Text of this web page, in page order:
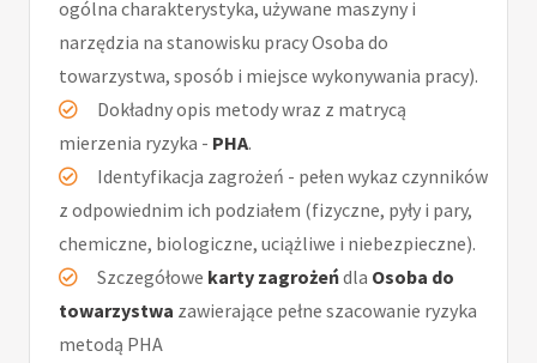
ogólna charakterystyka, używane maszyny i
narzędzia na stanowisku pracy Osoba do
towarzystwa, sposób i miejsce wykonywania pracy).
Dokładny opis metody wraz z matrycą
mierzenia ryzyka - PHA.
Identyfikacja zagrożeń - pełen wykaz czynników
z odpowiednim ich podziałem (fizyczne, pyły i pary,
chemiczne, biologiczne, uciążliwe i niebezpieczne).
Szczegółowe karty zagrożeńdla Osoba do
towarzystwa zawierające pełne szacowanie ryzyka
metodą PHA